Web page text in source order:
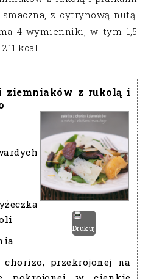
z cytrynową nutą.
4 wymienniki, w tym 1,5
kcal.
ziemniaków z rukolą i
Drukuj
chorizo, przekrojonej na